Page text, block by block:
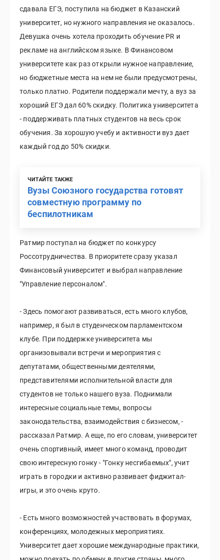
сдавала ЕГЭ, поступила на бюджет в Казанский
университет, но нужного направления не оказалось.
Девушка очень хотела проходить обучение PR и
рекламе на английском языке. В Финансовом
университете как раз открыли нужное направление,
но бюджетные места на нем не были предусмотрены,
только платно. Родители поддержали мечту, а вуз за
хороший ЕГЭ дал 60% скидку. Политика университета
- поддерживать платных студентов на весь срок
обучения. За хорошую учебу и активности вуз дает
каждый год до 50% скидки.
ЧИТАЙТЕ ТАКЖЕ
Вузы Союзного государства готовят
совместную программу по
беспилотникам
Ратмир поступал на бюджет по конкурсу
Россотрудничества. В приоритете сразу указал
Финансовый университет и выбрал направление
"Управление персоналом".
- Здесь помогают развиваться, есть много клубов,
например, я был в студенческом парламентском
клубе. При поддержке университета мы
организовывали встречи и мероприятия с
депутатами, общественными деятелями,
представителями исполнительной власти для
студентов не только нашего вуза. Поднимали
интересные социальные темы, вопросы
законодательства, взаимодействия с бизнесом, -
рассказал Ратмир. А еще, по его словам, университет
очень спортивный, имеет много команд, проводит
свою интересную гонку - "Гонку несгибаемых", учит
играть в городки и активно развивает фиджитал-
игры, и это очень круто.
- Есть много возможностей участвовать в форумах,
конференциях, молодежных мероприятиях.
Университет дает хорошие международные практики,